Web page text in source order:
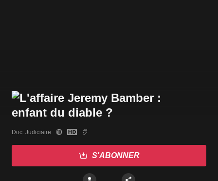
Doc. Judiciaire
S'ABONNER